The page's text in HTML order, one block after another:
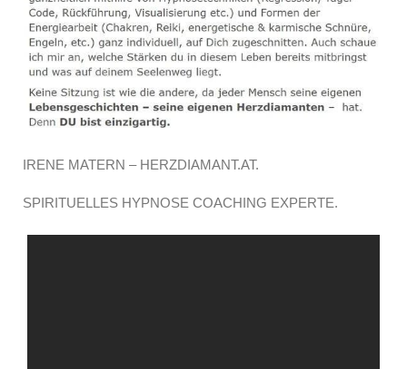
IRENE MATERN – HERZDIAMANT.AT.
SPIRITUELLES HYPNOSE COACHING EXPERTE.